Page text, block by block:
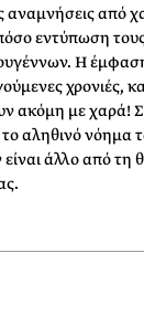
από
εντύπωση
Η
χρονιές,
ακόμη με χαρά!
αληθινό νόημα
άλλο από τη